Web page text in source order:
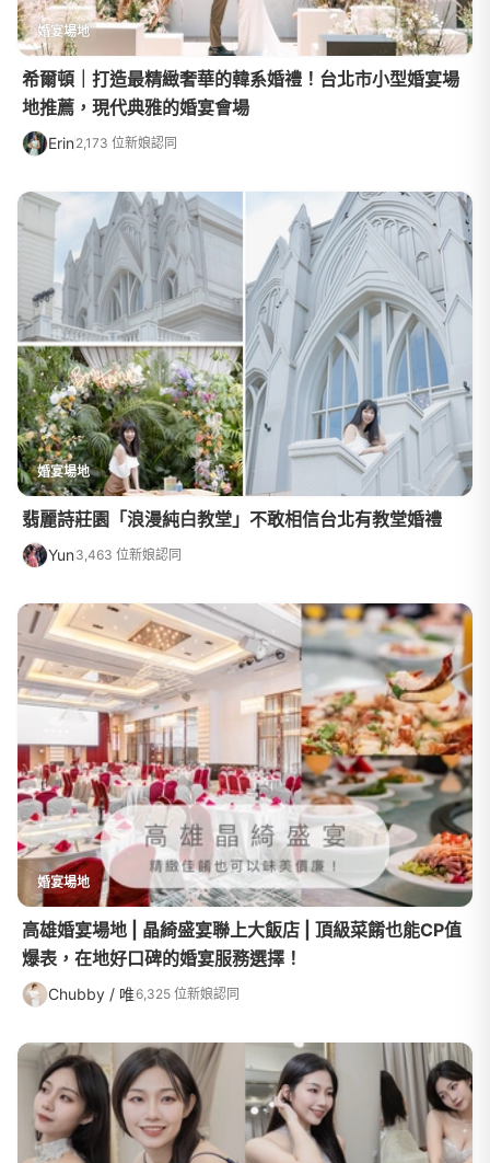
婚宴場地
希爾頓｜打造最精緻奢華的韓系婚禮！台北市小型婚宴場
地推薦，現代典雅的婚宴會場
Erin 2,173 位新娘認同
婚宴場地
翡麗詩莊園「浪漫純白教堂」不敢相信台北有教堂婚禮
Yun 3,463 位新娘認同
婚宴場地
高雄婚宴場地 | 晶綺盛宴聯上大飯店 | 頂級菜餚也能CP值
爆表，在地好口碑的婚宴服務選擇！
Chubby / 唯6,325 位新娘認同